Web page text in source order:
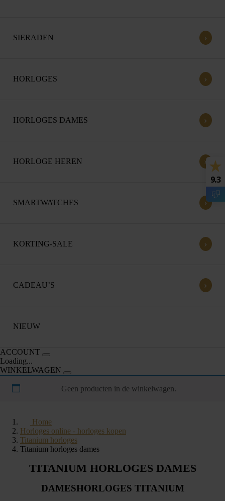
SIERADEN ›
HORLOGES ›
HORLOGES DAMES ›
HORLOGE HEREN ›
SMARTWATCHES ›
KORTING-SALE ›
CADEAU’S ›
NIEUW
ACCOUNT
Loading...
WINKELWAGEN
Geen producten in de winkelwagen.
Home
Horloges online - horloges kopen
Titanium horloges
Titanium horloges dames
TITANIUM HORLOGES DAMES
DAMESHORLOGES TITANIUM
9.3